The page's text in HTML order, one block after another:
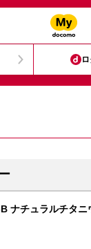
ナチュラルチタニ